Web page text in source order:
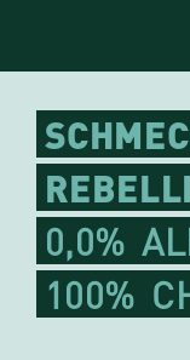
0,0%
100%